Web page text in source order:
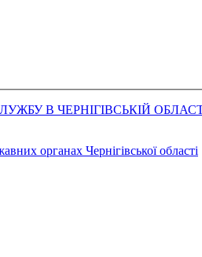
В ЧЕРНІГІВСЬКІЙ
органах Чернігівської області